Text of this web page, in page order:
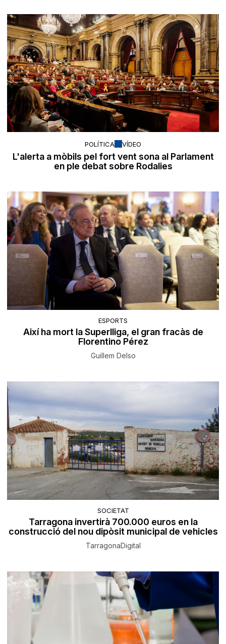
POLÍTICA VÍDEO
L'alerta a mòbils pel fort vent sona al Parlament
en ple debat sobre Rodalies
ESPORTS
Així ha mort la Superlliga, el gran fracàs de
Florentino Pérez
Guillem Delso
SOCIETAT
Tarragona invertirà 700.000 euros en la
construcció del nou dipòsit municipal de vehicles
TarragonaDigital